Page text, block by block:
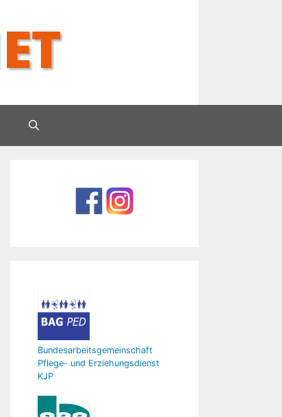
Bundesarbeitsgemeinschaft
Pflege- und Erziehungsdienst
KJP